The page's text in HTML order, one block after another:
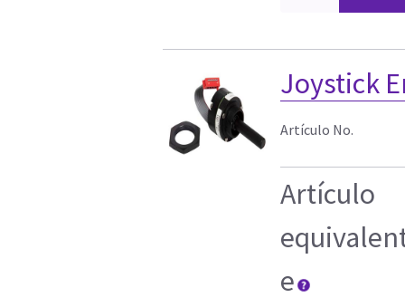
Joystick
Artículo No.
Artículo
e